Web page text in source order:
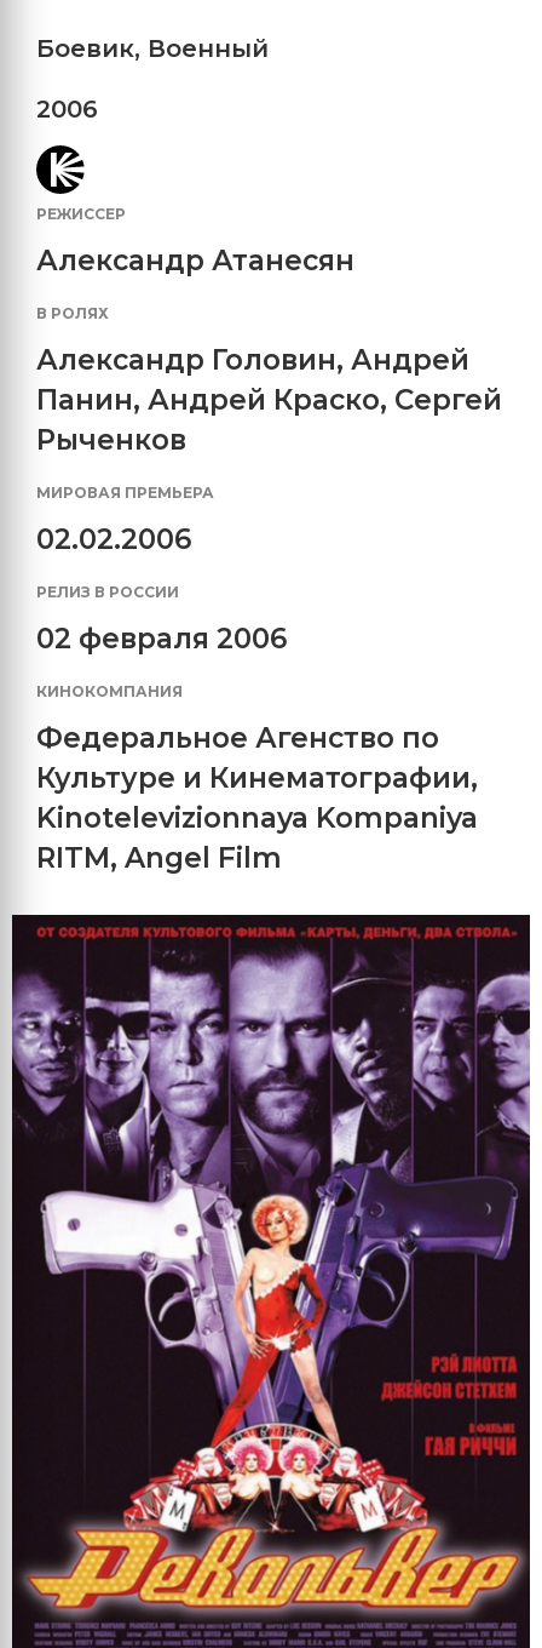
Боевик, Военный
2006
РЕЖИССЕР
Александр Атанесян
В РОЛЯХ
Александр Головин, Андрей
Панин, Андрей Краско, Сергей
Рыченков
МИРОВАЯ ПРЕМЬЕРА
02.02.2006
РЕЛИЗ В РОССИИ
02 февраля 2006
КИНОКОМПАНИЯ
Федеральное Агенство по
Культуре и Кинематографии,
Kinotelevizionnaya Kompaniya
RITM, Angel Film